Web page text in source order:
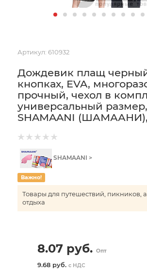
Артикул: 610932
Дождевик плащ
кнопках, EVA,
прочный, чехол в
универсальный размер,
SHAMAANI (ШАМААНИ),
SHAMAANI >
Важно!
Товары для путешествий, пикников,
отдыха
8.07 руб. Опт
9.68 руб. с НДС